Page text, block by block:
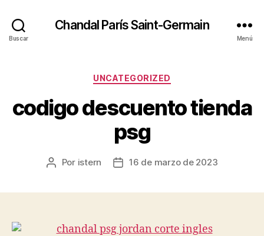
Buscar
Chandal París Saint-Germain
Menú
Categorías
UNCATEGORIZED
codigo descuento tienda
psg
Autor
Por istern
Fecha16 de marzo de 2023